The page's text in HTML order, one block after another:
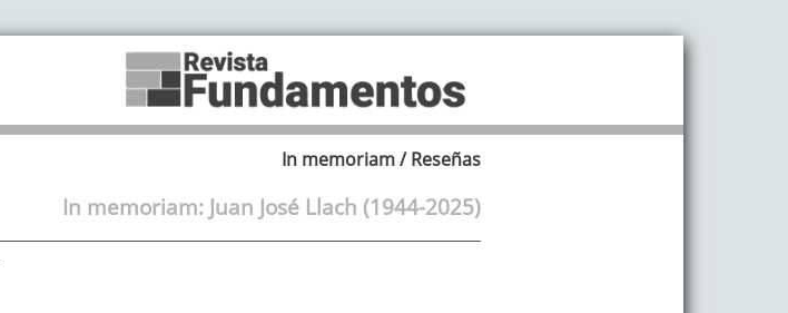
In memoriam / Reseñas
In memoriam: Juan José Llach (1944-2025)